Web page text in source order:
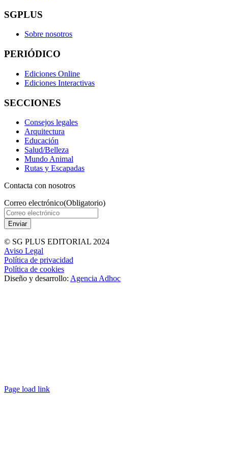
SGPLUS
Sobre nosotros
PERIÓDICO
Ediciones Online
Ediciones Interactivas
SECCIONES
Consejos legales
Arquitectura
Educación
Salud/Belleza
Mundo Animal
Rutas y Escapadas
Contacta con nosotros
Correo electrónico(Obligatorio)
© SG PLUS EDITORIAL 2024
Aviso Legal
Política de privacidad
Política de cookies
Diseño y desarrollo: Agencia Adhoc
Page load link